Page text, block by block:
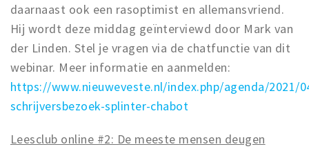
daarnaast ook een rasoptimist en allemansvriend.
Hij wordt deze middag geïnterviewd door Mark van
der Linden. Stel je vragen via de chatfunctie van dit
webinar. Meer informatie en aanmelden:
https://www.nieuweveste.nl/index.php/agenda/2021/
schrijversbezoek-splinter-chabot
Leesclub online #2: De meeste mensen deugen